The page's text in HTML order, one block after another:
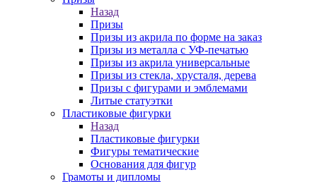
Назад
Призы
Призы из акрила по форме на заказ
Призы из металла с УФ-печатью
Призы из акрила универсальные
Призы из стекла, хрусталя, дерева
Призы с фигурами и эмблемами
Литые статуэтки
Пластиковые фигурки
Назад
Пластиковые фигурки
Фигуры тематические
Основания для фигур
Грамоты и дипломы